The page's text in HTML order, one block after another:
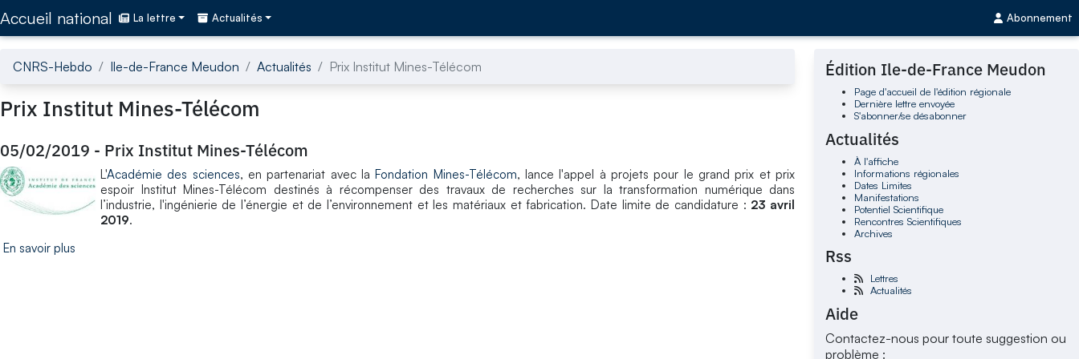
Accueil national La lettre Actualités Abonnement
CNRS-Hebdo Ile-de-France Meudon Actualités Prix Institut Mines-Télécom
Prix Institut Mines-Télécom
05/02/2019 - Prix Institut Mines-Télécom
L'Académie des sciences, en partenariat avec laFondation Mines-Télécom, lance l'appel à projets pour le grand prix et prix
espoir Institut Mines-Télécom destinés à récompenser des travaux de recherches sur la transformation numérique dans
l’industrie, l'ingénierie de l’énergie et de l’environnement et les matériaux et fabrication. Date limite de candidature : 23 avril
2019.
En savoir plus
Édition Ile-de-France Meudon
Page d'accueil de l'édition régionale
Dernière lettre envoyée
S'abonner/se désabonner
Actualités
À l'affiche
Informations régionales
Dates Limites
Manifestations
Potentiel Scientifique
Rencontres Scientifiques
Archives
Rss
Lettres
Actualités
Aide
Contactez-nous pour toute suggestion ou
problème :